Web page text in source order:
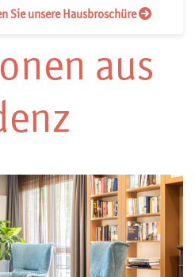
Sie unsere Hausbroschüre
aus